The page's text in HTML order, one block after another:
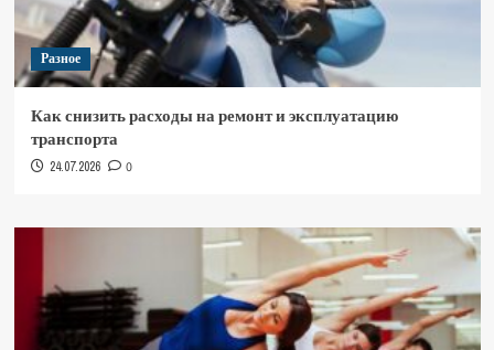
Разное
Как снизить расходы на ремонт и эксплуатацию
транспорта
24.07.2026 0